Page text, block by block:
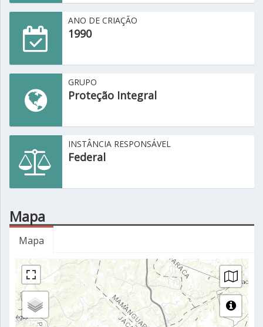
ANO DE CRIAÇÃO
1990
GRUPO
Proteção Integral
INSTÂNCIA RESPONSÁVEL
Federal
Mapa
Mapa